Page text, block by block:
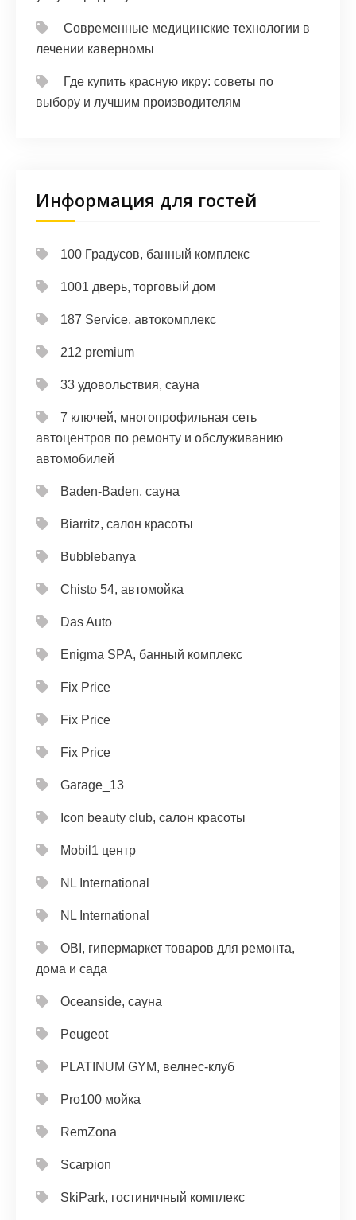
Современные медицинские технологии в
лечении каверномы
Где купить красную икру: советы по
выбору и лучшим производителям
Информация для гостей
100 Градусов, банный комплекс
1001 дверь, торговый дом
187 Service, автокомплекс
212 premium
33 удовольствия, сауна
7 ключей, многопрофильная сеть
автоцентров по ремонту и обслуживанию
автомобилей
Baden-Baden, сауна
Biarritz, салон красоты
Bubblebanya
Chisto 54, автомойка
Das Auto
Enigma SPA, банный комплекс
Fix Price
Fix Price
Fix Price
Garage_13
Icon beauty club, салон красоты
Mobil1 центр
NL International
NL International
OBI, гипермаркет товаров для ремонта,
дома и сада
Oceanside, сауна
Peugeot
PLATINUM GYM, велнес-клуб
Pro100 мойка
RemZona
Scarpion
SkiPark, гостиничный комплекс